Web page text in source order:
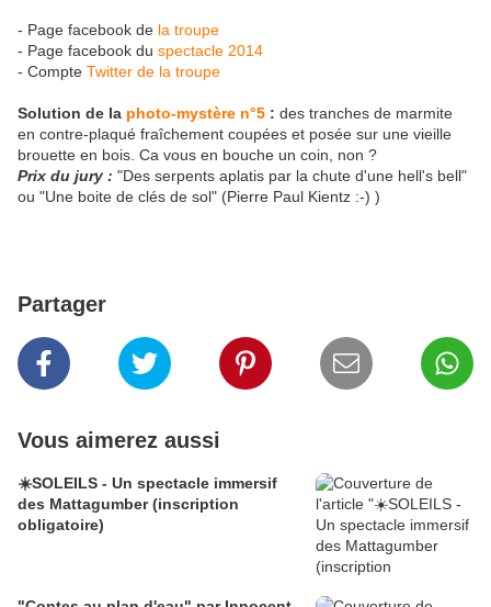
- Page facebook de la troupe
- Page facebook du spectacle 2014
- Compte Twitter de la troupe
Solution de la photo-mystère n°5 : des tranches de marmite
en contre-plaqué fraîchement coupées et posée sur une vieille
brouette en bois. Ca vous en bouche un coin, non ?
Prix du jury : "Des serpents aplatis par la chute d'une hell's bell"
ou "Une boite de clés de sol" (Pierre Paul Kientz :-) )
Partager
Vous aimerez aussi
☀️SOLEILS - Un spectacle immersif
des Mattagumber (inscription
obligatoire)